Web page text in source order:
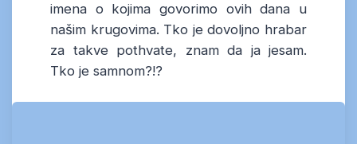
imena o kojima govorimo ovih dana u
našim krugovima. Tko je dovoljno hrabar
za takve pothvate, znam da ja jesam.
Tko je samnom?!?